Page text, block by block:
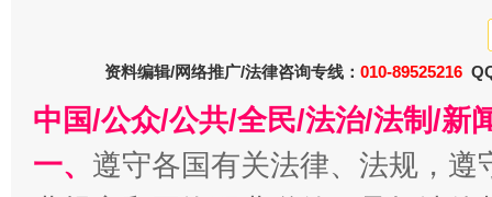
今
资料编辑/网络推广/法律咨询专线： 010-89525216
中国/公众/公共/全民/法治/法制/新
一、 遵守各国有关法律、法规，